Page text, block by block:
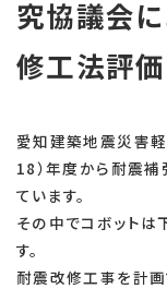
究協議会
修工法評
愛知建築地震災害
18）年度から耐震
ています。
その中でコボットは
す。
耐震改修工事を計画